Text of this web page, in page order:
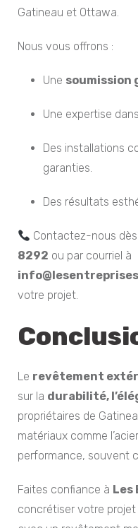
Gatineau et Ottawa.
Nous vous offrons :
Une
Une expertise
Des installations
garanties.
Des résultats
Contactez-nous dès
8292 ou par courriel à
votre projet.
Le revêtement
sur la durabilité,
propriétaires de
matériaux comme
performance, souvent
Faites confiance à Les
concrétiser votre